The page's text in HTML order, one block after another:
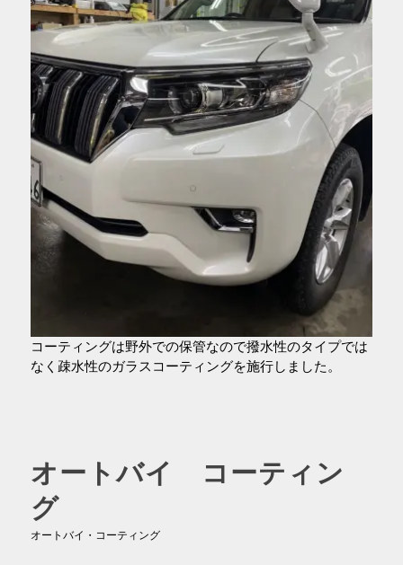
コーティングは野外での保管なので撥水性のタイプでは
なく疎水性のガラスコーティングを施行しました。
オートバイ コーティン
グ
オートバイ・コーティング